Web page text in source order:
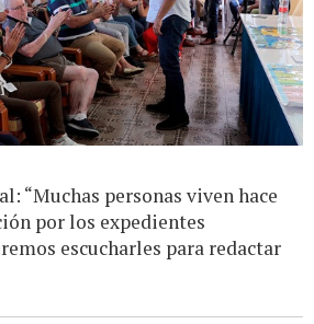
“Muchas personas viven hace
por los expedientes
escucharles para redactar